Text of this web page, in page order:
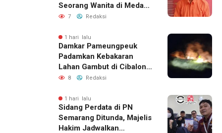
Seorang Wanita di Medan
Ditangkap Polisi
7 Redaksi
1 hari lalu
Damkar Pameungpeuk
Padamkan Kebakaran
Lahan Gambut di Cibalong,
Permukiman Warga
8 Redaksi
1 hari lalu
Sidang Perdata di PN
Semarang Ditunda, Majelis
Hakim Jadwalkan